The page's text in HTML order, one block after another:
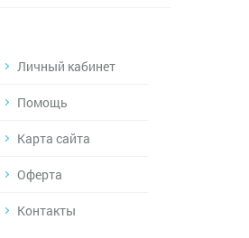
Личный кабинет
Помощь
Карта сайта
Оферта
Контакты